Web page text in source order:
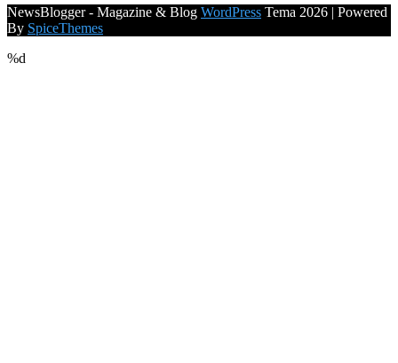
NewsBlogger - Magazine & Blog WordPress Tema 2026 | Powered
By SpiceThemes
%d